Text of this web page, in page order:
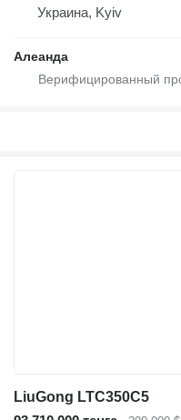
Украина, Kyiv
Алеанда
LiuGong LTC350C5